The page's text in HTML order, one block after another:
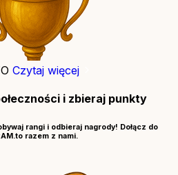
Czytaj więcej
i zbieraj punkty
rangi i odbieraj nagrody! Dołącz do
razem z nami.